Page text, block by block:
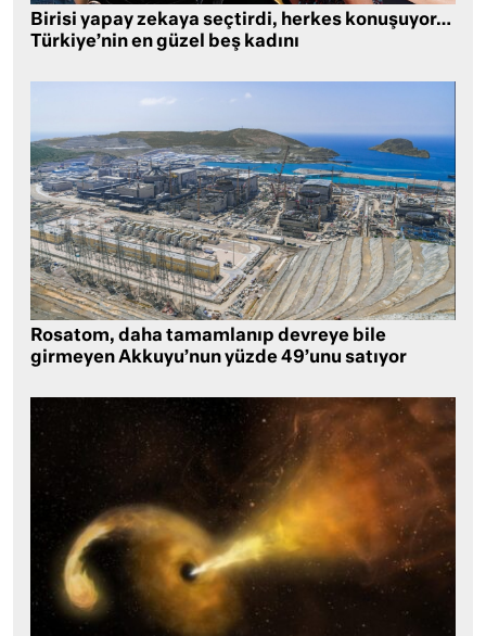
Birisi yapay zekaya seçtirdi, herkes konuşuyor…
Türkiye’nin en güzel beş kadını
Rosatom, daha tamamlanıp devreye bile
girmeyen Akkuyu’nun yüzde 49’unu satıyor